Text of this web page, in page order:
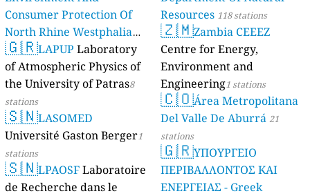
Consumer Protection Of
North Rhine Westphalia
(Landesamt Für Natur,
Umwelt Und
Verbraucherschutz NRW)
61 stations
🇬🇷LAPUP Laboratory
of Atmospheric Physics of
the University of Patras8
stations
🇸🇳LASOMED
Université Gaston Berger1
stations
🇸🇳LPAOSF Laboratoire
de Recherche dans le
Resources 118 stations
🇿🇲Zambia CEEEZ
Centre for Energy,
Environment and
Engineering1 stations
🇨🇴Área Metropolitana
Del Valle De Aburrá 21
stations
🇬🇷ΥΠΟΥΡΓΕΙΟ
ΠΕΡΙΒΑΛΛΟΝΤΟΣ ΚΑΙ
ΕΝΕΡΓΕΙΑΣ - Greek